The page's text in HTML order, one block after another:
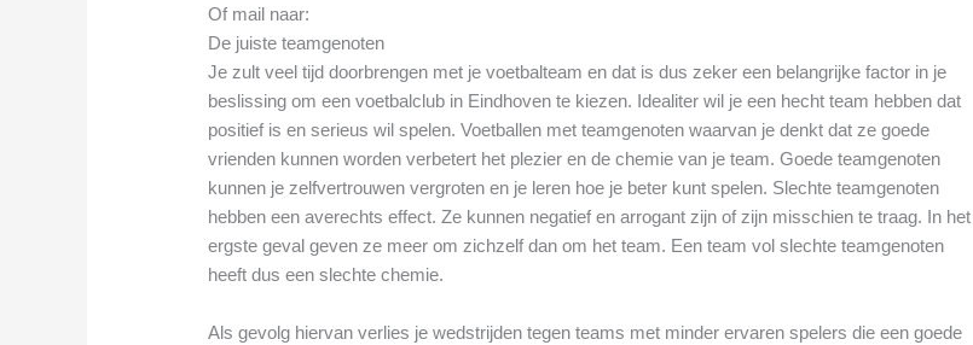
Of mail naar:
De juiste teamgenoten
Je zult veel tijd doorbrengen met je voetbalteam en dat is dus zeker een belangrijke factor in je
beslissing om een voetbalclub in Eindhoven te kiezen. Idealiter wil je een hecht team hebben dat
positief is en serieus wil spelen. Voetballen met teamgenoten waarvan je denkt dat ze goede
vrienden kunnen worden verbetert het plezier en de chemie van je team. Goede teamgenoten
kunnen je zelfvertrouwen vergroten en je leren hoe je beter kunt spelen. Slechte teamgenoten
hebben een averechts effect. Ze kunnen negatief en arrogant zijn of zijn misschien te traag. In het
ergste geval geven ze meer om zichzelf dan om het team. Een team vol slechte teamgenoten
heeft dus een slechte chemie.
Als gevolg hiervan verlies je wedstrijden tegen teams met minder ervaren spelers die een goede